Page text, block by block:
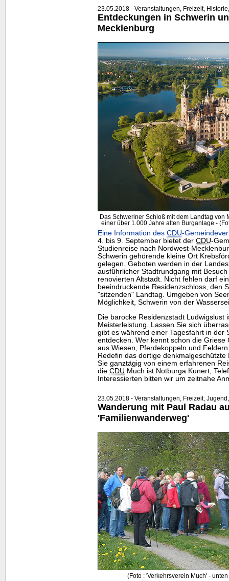
23.05.2018 - Veranstaltungen, Freizeit,
Entdeckungen in Schwerin
Mecklenburg
Das Schweriner Schloß mit dem Landtag von
einer über 1.000 Jahre alten Burganlage -
Eine Information des CDU-
4. bis 9. September bietet der CDU-
Studienreise nach Nordwest-
Schwerin gehörende kleine Ort
gelegen. Geboten werden in der
ausführlicher Stadtrundgang mit
renovierten Altstadt. Nicht fehlen darf
beeindruckende Residenzschloss, den
"sitzenden" Landtag. Umgeben von
Möglichkeit, Schwerin von der
Die barocke Residenzstadt Ludwigslust
Meisterleistung. Lassen Sie sich
gibt es während einer Tagesfahrt in der
entdecken. Wer kennt schon die
aus Wiesen, Pferdekoppeln und
Redefin das dortige
Sie ganztägig von einem erfahrenen
die CDU Much ist Notburga Kunert,
Interessierten bitten wir um zeitnahe
23.05.2018 - Veranstaltungen, Freizeit,
Wanderung mit Paul Radau
'Familienwanderweg'
(Foto : 'Verkehrsverein Much' -